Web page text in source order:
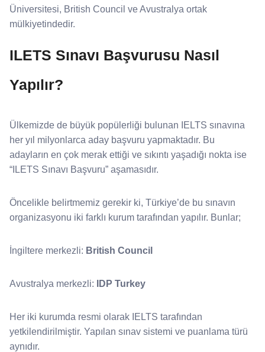
Üniversitesi, British Council ve Avustralya ortak
mülkiyetindedir.
ILETS Sınavı Başvurusu Nasıl
Yapılır?
Ülkemizde de büyük popülerliği bulunan IELTS sınavına
her yıl milyonlarca aday başvuru yapmaktadır. Bu
adayların en çok merak ettiği ve sıkıntı yaşadığı nokta ise
“ILETS Sınavı Başvuru” aşamasıdır.
Öncelikle belirtmemiz gerekir ki, Türkiye’de bu sınavın
organizasyonu iki farklı kurum tarafından yapılır. Bunlar;
İngiltere merkezli: British Council
Avustralya merkezli: IDP Turkey
Her iki kurumda resmi olarak IELTS tarafından
yetkilendirilmiştir. Yapılan sınav sistemi ve puanlama türü
aynıdır.